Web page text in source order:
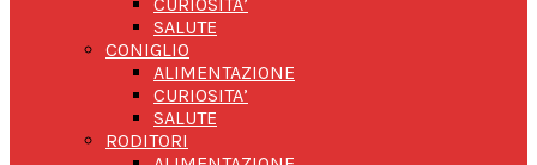
SALUTE
CONIGLIO
ALIMENTAZIONE
CURIOSITA’
SALUTE
RODITORI